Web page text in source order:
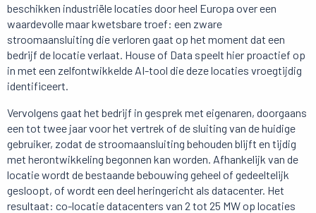
beschikken industriële locaties door heel Europa over een
waardevolle maar kwetsbare troef: een zware
stroomaansluiting die verloren gaat op het moment dat een
bedrijf de locatie verlaat. House of Data speelt hier proactief op
in met een zelfontwikkelde AI-tool die deze locaties vroegtijdig
identificeert.
Vervolgens gaat het bedrijf in gesprek met eigenaren, doorgaans
een tot twee jaar voor het vertrek of de sluiting van de huidige
gebruiker, zodat de stroomaansluiting behouden blijft en tijdig
met herontwikkeling begonnen kan worden. Afhankelijk van de
locatie wordt de bestaande bebouwing geheel of gedeeltelijk
gesloopt, of wordt een deel heringericht als datacenter. Het
resultaat: co-locatie datacenters van 2 tot 25 MW op locaties